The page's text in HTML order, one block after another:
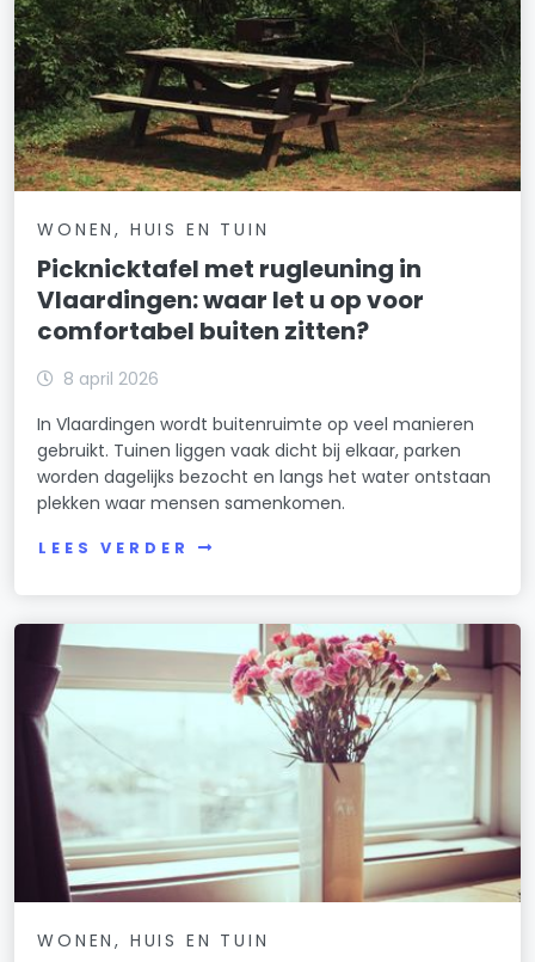
WONEN, HUIS EN TUIN
Picknicktafel met rugleuning in
Vlaardingen: waar let u op voor
comfortabel buiten zitten?
8 april 2026
In Vlaardingen wordt buitenruimte op veel manieren
gebruikt. Tuinen liggen vaak dicht bij elkaar, parken
worden dagelijks bezocht en langs het water ontstaan
plekken waar mensen samenkomen.
LEES VERDER
WONEN, HUIS EN TUIN